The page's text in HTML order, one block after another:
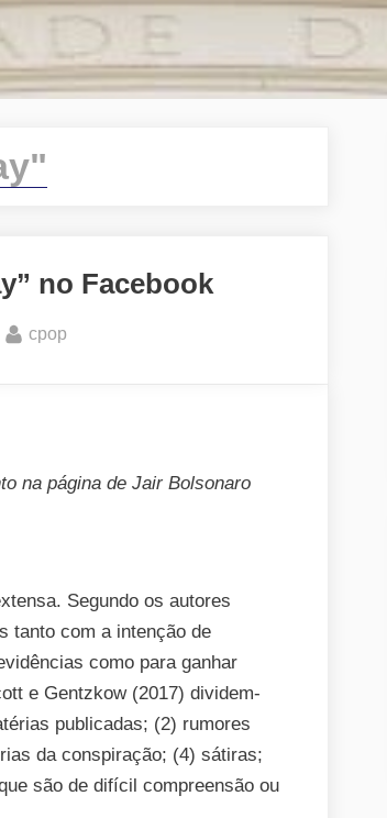
no Facebook
By
cpop
na página de Jair Bolsonaro
Segundo os autores
tanto com a intenção de
como para ganhar
e Gentzkow (2017) dividem-
publicadas; (2) rumores
da conspiração; (4) sátiras;
são de difícil compreensão ou